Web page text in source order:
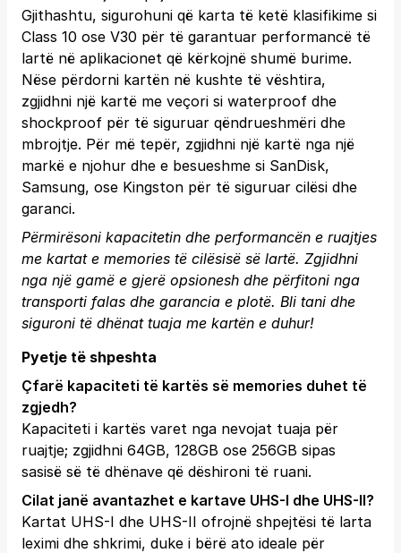
Gjithashtu, sigurohuni që karta të ketë klasifikime si
Class 10 ose V30 për të garantuar performancë të
lartë në aplikacionet që kërkojnë shumë burime.
Nëse përdorni kartën në kushte të vështira,
zgjidhni një kartë me veçori si waterproof dhe
shockproof për të siguruar qëndrueshmëri dhe
mbrojtje. Për më tepër, zgjidhni një kartë nga një
markë e njohur dhe e besueshme si SanDisk,
Samsung, ose Kingston për të siguruar cilësi dhe
garanci.
Përmirësoni kapacitetin dhe performancën e ruajtjes
me kartat e memories të cilësisë së lartë. Zgjidhni
nga një gamë e gjerë opsionesh dhe përfitoni nga
transporti falas dhe garancia e plotë. Bli tani dhe
siguroni të dhënat tuaja me kartën e duhur!
Pyetje të shpeshta
Çfarë kapaciteti të kartës së memories duhet të
zgjedh?
Kapaciteti i kartës varet nga nevojat tuaja për
ruajtje; zgjidhni 64GB, 128GB ose 256GB sipas
sasisë së të dhënave që dëshironi të ruani.
Cilat janë avantazhet e kartave UHS-I dhe UHS-II?
Kartat UHS-I dhe UHS-II ofrojnë shpejtësi të larta
leximi dhe shkrimi, duke i bërë ato ideale për